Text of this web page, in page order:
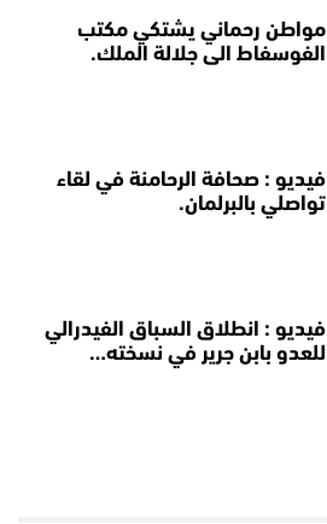
مواطن رحماني يشتكي مكتب
الفوسفاط الى جلالة الملك.
فيديو : صحافة الرحامنة في لقاء
تواصلي بالبرلمان.
فيديو : انطلاق السباق الفيدرالي
للعدو بابن جرير في نسخته…